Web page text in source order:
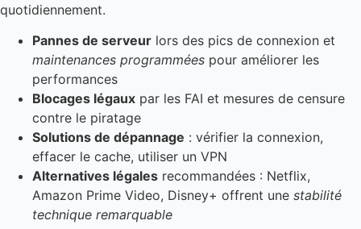
quotidiennement.
Pannes de serveur lors des pics de connexion et
maintenances programmées pour améliorer les
performances
Blocages légaux par les FAI et mesures de censure
contre le piratage
Solutions de dépannage : vérifier la connexion,
effacer le cache, utiliser un VPN
Alternatives légales recommandées : Netflix,
Amazon Prime Video, Disney+ offrent une stabilité
technique remarquable